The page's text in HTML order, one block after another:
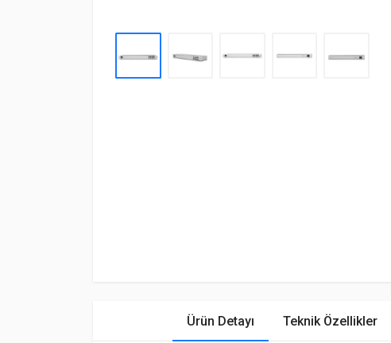
Ürün Detayı Teknik Özellikler